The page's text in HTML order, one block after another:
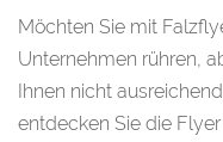
Möchten Sie mit
Unternehmen rühren,
Ihnen nicht
entdecken Sie die